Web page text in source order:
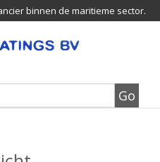
binnen de maritieme sector.